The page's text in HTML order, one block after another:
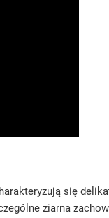
się
ziarna